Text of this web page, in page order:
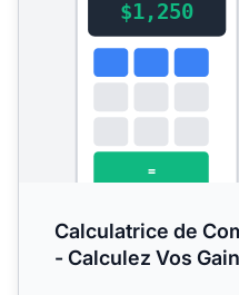
Calculatrice de
- Calculez Vos